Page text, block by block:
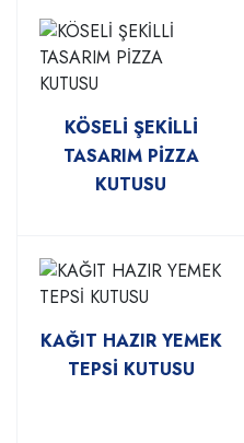
KÖSELİ ŞEKİLLİ
TASARIM PİZZA
KUTUSU
KAĞIT HAZIR YEMEK
TEPSİ KUTUSU